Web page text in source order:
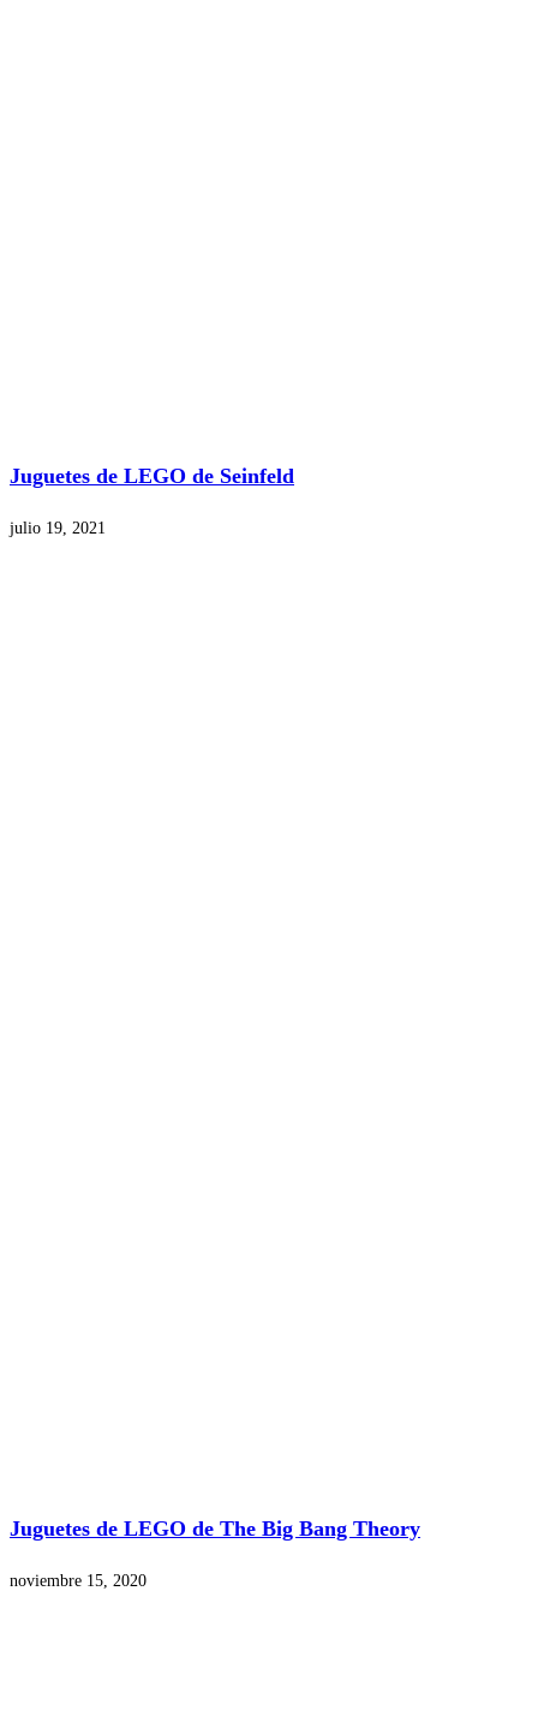
Juguetes de LEGO de Seinfeld
julio 19, 2021
Juguetes de LEGO de The Big Bang Theory
noviembre 15, 2020